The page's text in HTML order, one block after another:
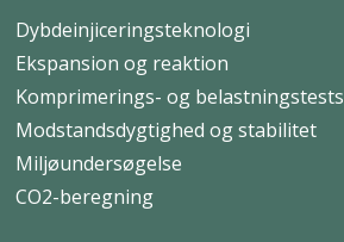
Dybdeinjiceringsteknologi
Ekspansion og reaktion
Komprimerings- og belastningstests
Modstandsdygtighed og stabilitet
Miljøundersøgelse
CO2-beregning